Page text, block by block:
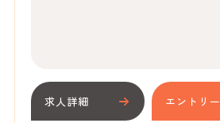
求人詳細 エントリー